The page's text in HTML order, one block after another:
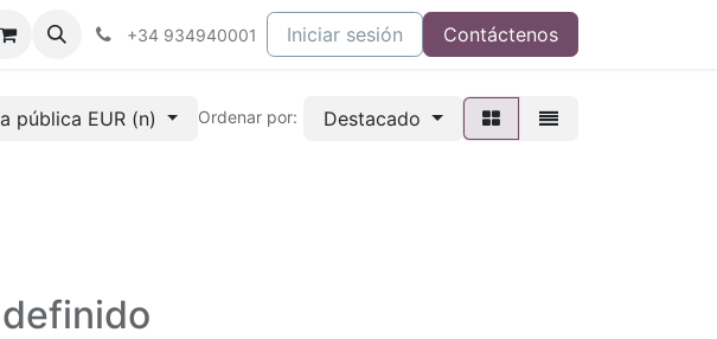
Sostenibilidad Contáctenos Tienda
+34 934940001 Iniciar sesión Contáctenos
pública EUR (n) Ordenar por: Destacado